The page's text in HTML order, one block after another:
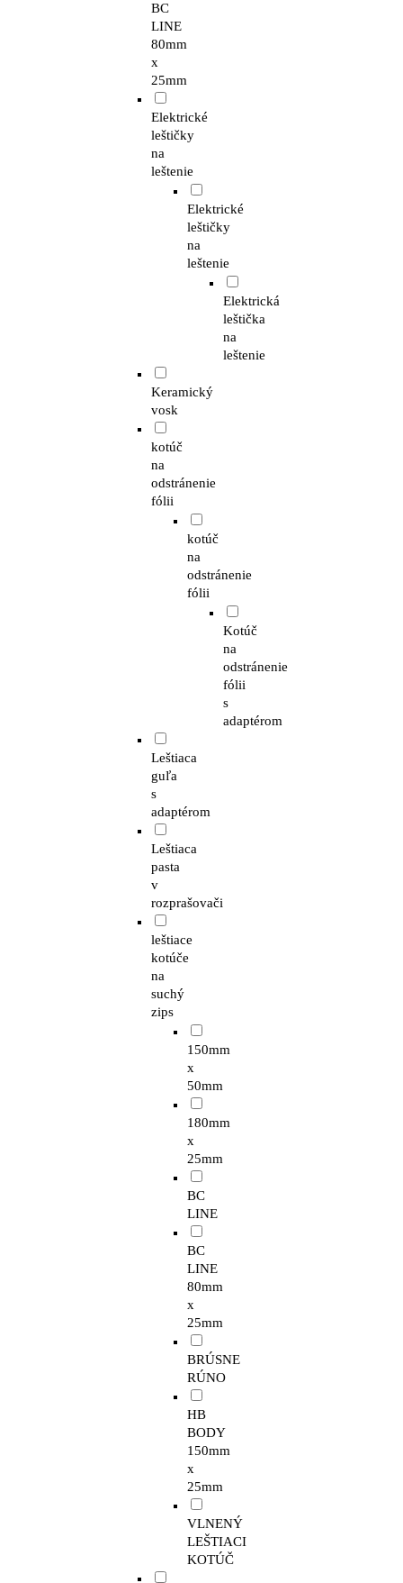
BC
LINE
80mm
x
25mm
Elektrické
leštičky
na
leštenie
Elektrické
leštičky
na
leštenie
Elektrická
leštička
na
leštenie
Keramický
vosk
kotúč
na
odstránenie
fólii
kotúč
na
odstránenie
fólii
Kotúč
na
odstránenie
fólii
s
adaptérom
Leštiaca
guľa
s
adaptérom
Leštiaca
pasta
v
rozprašovači
leštiace
kotúče
na
suchý
zips
150mm
x
50mm
180mm
x
25mm
BC
LINE
BC
LINE
80mm
x
25mm
BRÚSNE
RÚNO
HB
BODY
150mm
x
25mm
VLNENÝ
LEŠTIACI
KOTÚČ